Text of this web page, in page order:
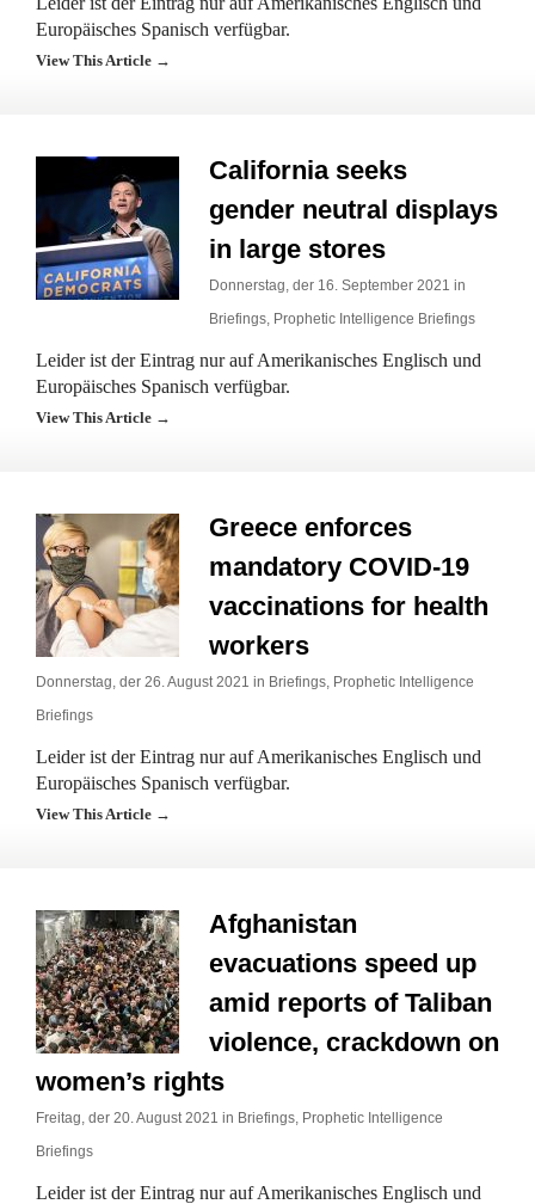
Europäisches Spanisch verfügbar.
View This Article →
California seeks
gender neutral displays
in large stores
Donnerstag, der 16. September 2021 in
Briefings, Prophetic Intelligence Briefings
Leider ist der Eintrag nur auf Amerikanisches Englisch und
Europäisches Spanisch verfügbar.
View This Article →
Greece enforces
mandatory COVID-19
vaccinations for health
workers
Donnerstag, der 26. August 2021 in Briefings, Prophetic Intelligence
Briefings
Leider ist der Eintrag nur auf Amerikanisches Englisch und
Europäisches Spanisch verfügbar.
View This Article →
Afghanistan
evacuations speed up
amid reports of Taliban
violence, crackdown on
women’s rights
Freitag, der 20. August 2021 in Briefings, Prophetic Intelligence
Briefings
Leider ist der Eintrag nur auf Amerikanisches Englisch und